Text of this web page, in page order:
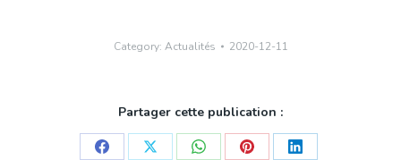
Category: Actualités 2020-12-11
Partager cette publication :
Share Share Share Share Share